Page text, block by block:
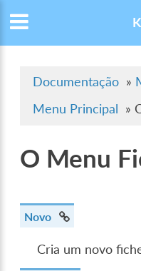
Documentação »
Menu Principal »
O Menu
Novo
Cria um novo